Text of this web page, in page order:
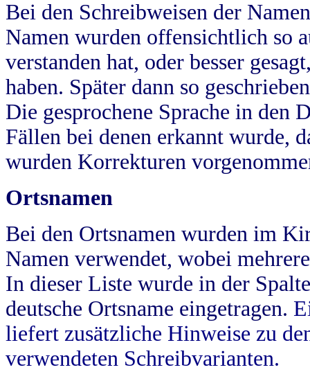
Bei den Schreibweisen der
Namen wurden offensichtlich so
verstanden hat, oder besser
haben. Später dann so
Die gesprochene Sprache in
Fällen bei denen erkannt wurde,
wurden Korrekturen
Ortsnamen
Bei den Ortsnamen wurden im
Namen verwendet, wobei
In dieser Liste wurde in der
deutsche Ortsname eingetragen.
liefert zusätzliche Hinweise zu
verwendeten Schreibvarianten.